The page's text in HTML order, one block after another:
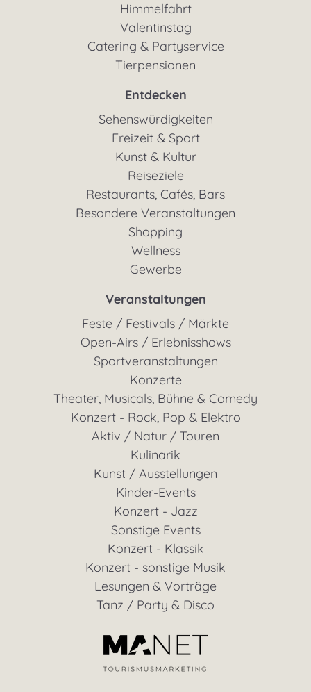
Himmelfahrt
Valentinstag
Catering & Partyservice
Tierpensionen
Entdecken
Sehenswürdigkeiten
Freizeit & Sport
Kunst & Kultur
Reiseziele
Restaurants, Cafés, Bars
Besondere Veranstaltungen
Shopping
Wellness
Gewerbe
Veranstaltungen
Feste / Festivals / Märkte
Open-Airs / Erlebnisshows
Sportveranstaltungen
Konzerte
Theater, Musicals, Bühne & Comedy
Konzert - Rock, Pop & Elektro
Aktiv / Natur / Touren
Kulinarik
Kunst / Ausstellungen
Kinder-Events
Konzert - Jazz
Sonstige Events
Konzert - Klassik
Konzert - sonstige Musik
Lesungen & Vorträge
Tanz / Party & Disco